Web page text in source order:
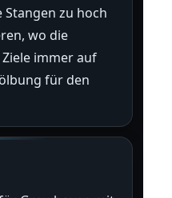
zu hoch
wo die
immer auf
für den